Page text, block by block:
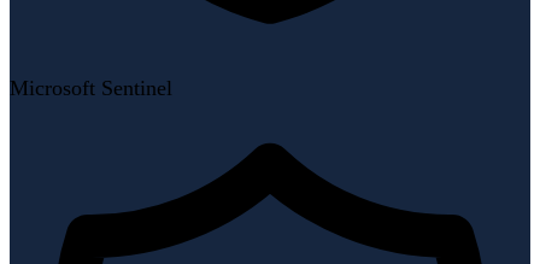
Microsoft Sentinel